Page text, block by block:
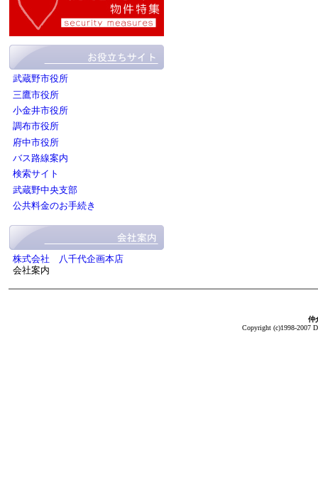
武蔵野市役所
三鷹市役所
小金井市役所
調布市役所
府中市役所
バス路線案内
検索サイト
武蔵野中央支部
公共料金のお手続き
株式会社 八千代企画本店
会社案内
仲
Copyright (c)1998-2007